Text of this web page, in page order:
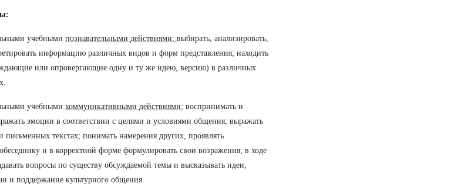
учебными познавательными действиями: выбирать, анализировать,
информацию различных видов и форм представления; находить
или опровергающие одну и ту же идею, версию) в различных
учебными коммуникативными действиями: воспринимать и
эмоции в соответствии с целями и условиями общения; выражать
письменных текстах; понимать намерения других, проявлять
и в корректной форме формулировать свои возражения; в ходе
вопросы по существу обсуждаемой темы и высказывать идеи,
и поддержание культурного общения.